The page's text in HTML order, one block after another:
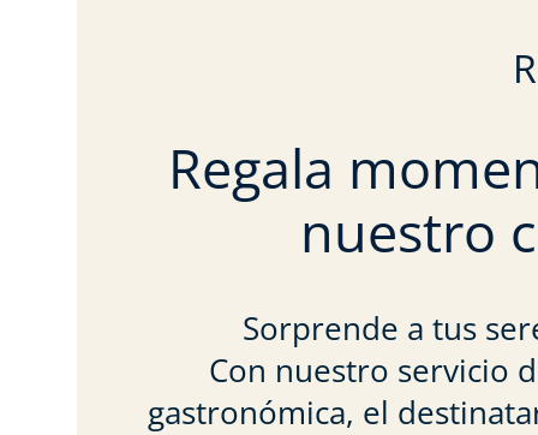
Regala
nuestro
Sorprende a tus
Con nuestro servicio
gastronómica, el